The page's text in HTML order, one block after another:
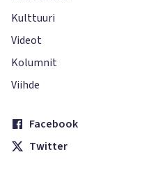
Kulttuuri
Videot
Kolumnit
Viihde
Facebook
Twitter